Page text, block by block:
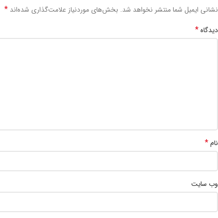
نشانی ایمیل شما منتشر نخواهد شد. بخش‌های موردنیاز علامت‌گذاری شده‌اند *
دیدگاه*
نام*
وب‌ سایت